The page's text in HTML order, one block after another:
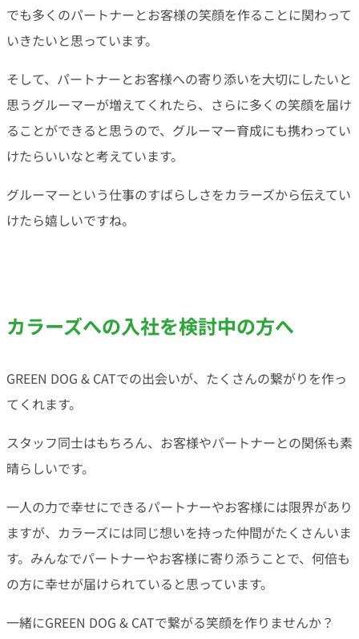
でも多くのパートナーとお客様の笑顔を作ることに関わって
いきたいと思っています。
そして、パートナーとお客様への寄り添いを大切にしたいと
思うグルーマーが増えてくれたら、さらに多くの笑顔を届け
ることができると思うので、グルーマー育成にも携わってい
けたらいいなと考えています。
グルーマーという仕事のすばらしさをカラーズから伝えてい
けたら嬉しいですね。
カラーズへの入社を検討中の方へ
GREEN DOG & CATでの出会いが、たくさんの繋がりを作っ
てくれます。
スタッフ同士はもちろん、お客様やパートナーとの関係も素
晴らしいです。
一人の力で幸せにできるパートナーやお客様には限界があり
ますが、カラーズには同じ想いを持った仲間がたくさんいま
す。みんなでパートナーやお客様に寄り添うことで、何倍も
の方に幸せが届けられていると思っています。
一緒にGREEN DOG & CATで繋がる笑顔を作りませんか？